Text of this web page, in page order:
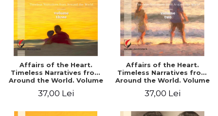
Affairs of the Heart.
Timeless Narratives from
Around the World. Volume
37,00 Lei
Affairs of the Heart.
Timeless Narratives from
Around the World. Volume
37,00 Lei